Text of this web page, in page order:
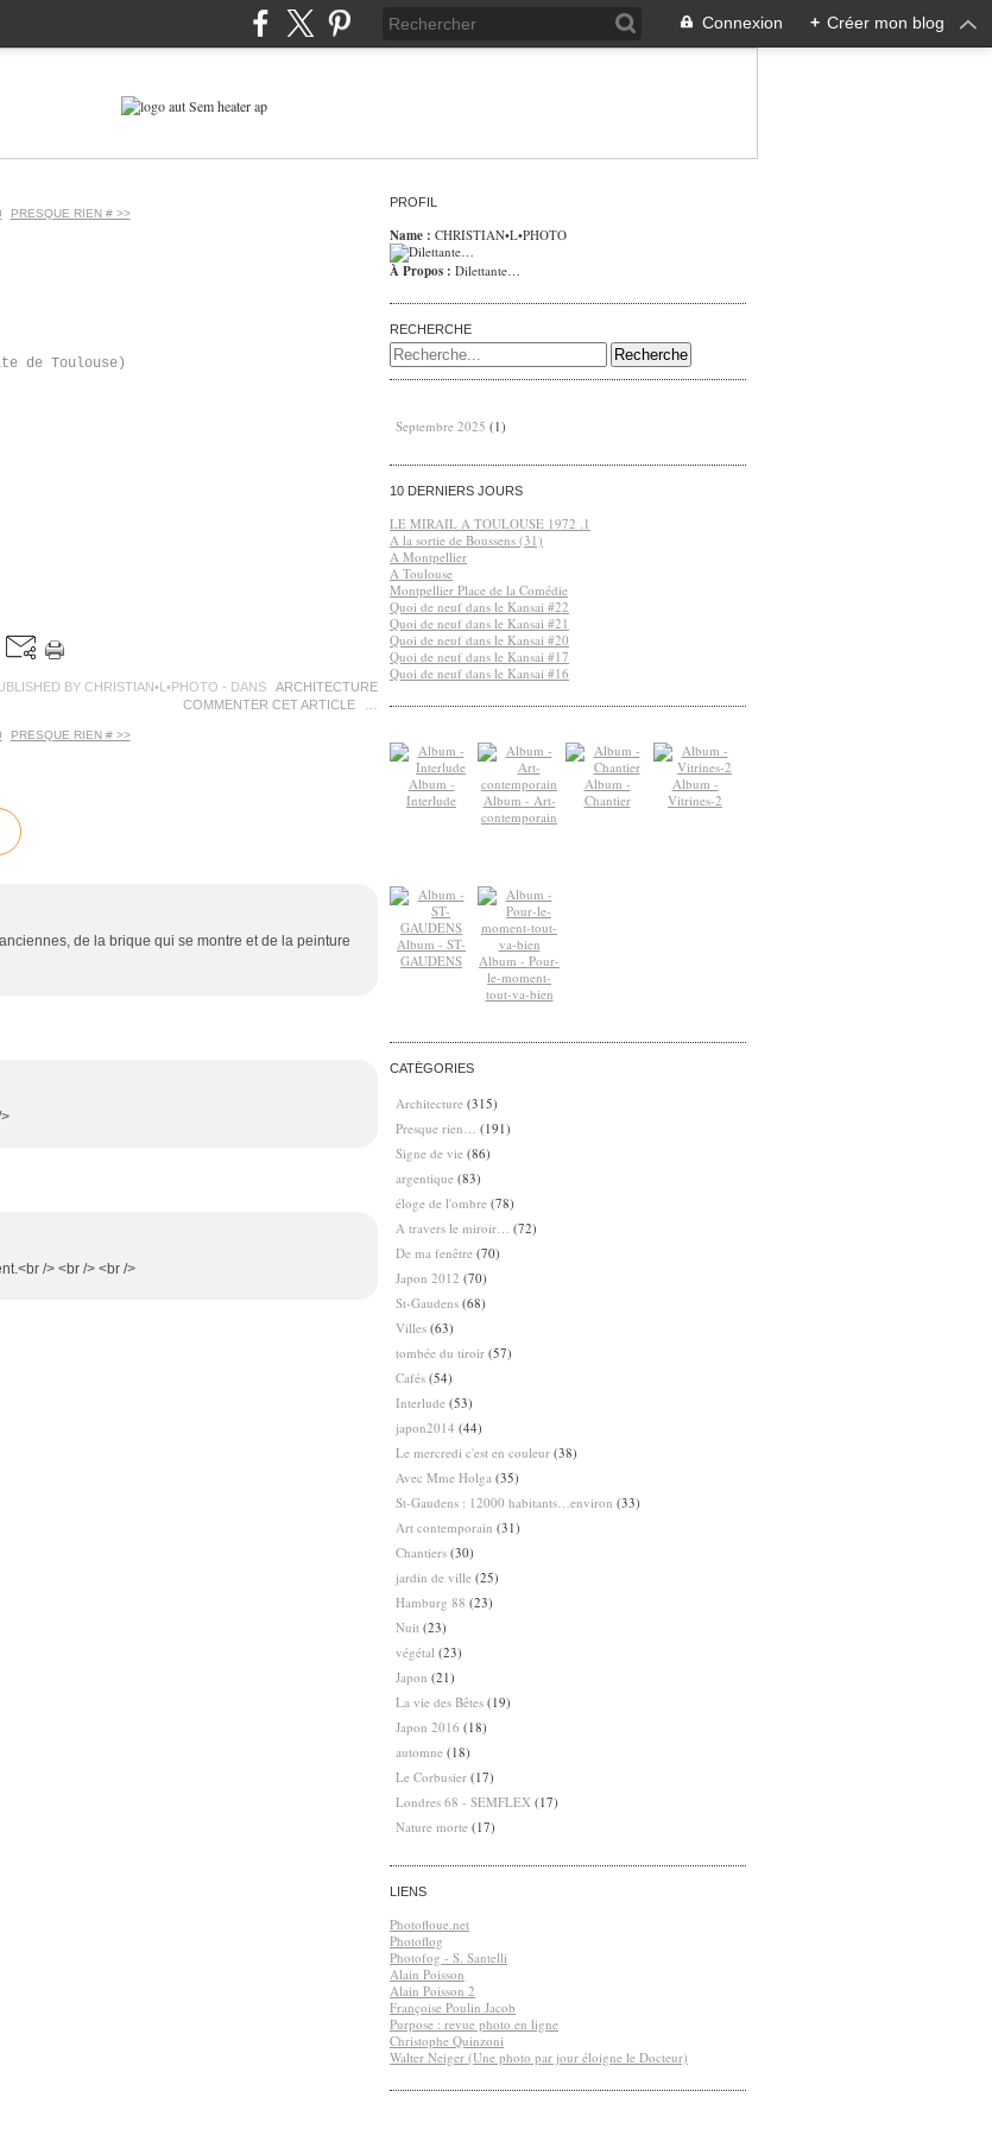
Connexion + Créer mon blog
PRESQUE RIEN # >>
de Toulouse)
BY CHRISTIAN•L•PHOTO - DANS
ARCHITECTURE
COMMENTER CET ARTICLE
PRESQUE RIEN # >>
de la brique qui se montre et de la peinture
/> <br /> <br />
PROFIL
Name : CHRISTIAN•L•PHOTO
À Propos : Dilettante…
RECHERCHE
Septembre 2025 (1)
10 DERNIERS JOURS
LE MIRAIL A TOULOUSE 1972 .1
A la sortie de Boussens (31)
A Montpellier
A Toulouse
Montpellier Place de la Comédie
Quoi de neuf dans le Kansai #22
Quoi de neuf dans le Kansai #21
Quoi de neuf dans le Kansai #20
Quoi de neuf dans le Kansai #17
Quoi de neuf dans le Kansai #16
Album -
Interlude
Album - Art-
contemporain
Album -
Chantier
Album -
Vitrines-2
Album - ST-
GAUDENS
Album - Pour-
le-moment-
tout-va-bien
CATÉGORIES
Architecture (315)
Presque rien…
(191)
Signe de vie (86)
argentique (83)
éloge de l'ombre (78)
A travers le miroir…
(72)
De ma fenêtre (70)
Japon 2012 (70)
St-Gaudens (68)
Villes (63)
tombée du tiroir (57)
Cafés (54)
Interlude (53)
japon2014 (44)
Le mercredi c'est en couleur (38)
Avec Mme Holga (35)
St-Gaudens : 12000 habitants…environ (33)
Art contemporain (31)
Chantiers (30)
jardin de ville (25)
Hamburg 88 (23)
Nuit (23)
végétal (23)
Japon (21)
La vie des Bêtes (19)
Japon 2016 (18)
automne (18)
Le Corbusier (17)
Londres 68 - SEMFLEX (17)
Nature morte (17)
LIENS
Photofloue.net
Photoflog
Photofog - S. Santelli
Alain Poisson
Alain Poisson 2
Françoise Poulin Jacob
Purpose : revue photo en ligne
Christophe Quinzoni
Walter Neiger (Une photo par jour éloigne le Docteur)